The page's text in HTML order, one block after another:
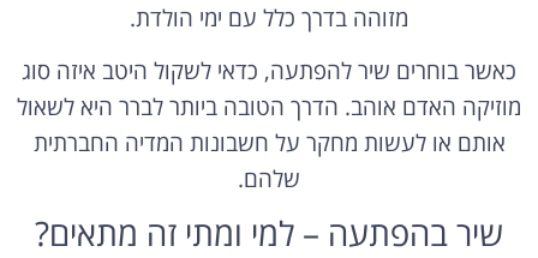
מזוהה בדרך כלל עם ימי הולדת.
כאשר בוחרים שיר להפתעה, כדאי לשקול היטב איזה סוג
מוזיקה האדם אוהב. הדרך הטובה ביותר לברר היא לשאול
אותם או לעשות מחקר על חשבונות המדיה החברתית
שלהם.
שיר בהפתעה – למי ומתי זה מתאים?